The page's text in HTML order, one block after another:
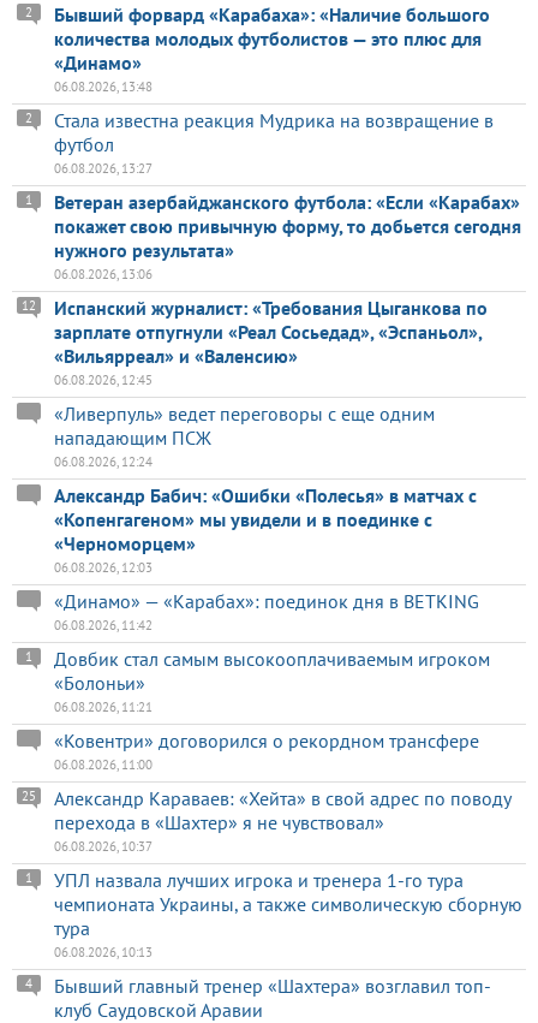
Бывший форвард «Карабаха»: «Наличие большого
количества молодых футболистов — это плюс для
«Динамо»
2
06.08.2026, 13:48
Стала известна реакция Мудрика на возвращение в
футбол
2
06.08.2026, 13:27
Ветеран азербайджанского футбола: «Если «Карабах»
покажет свою привычную форму, то добьется сегодня
нужного результата»
1
06.08.2026, 13:06
Испанский журналист: «Требования Цыганкова по
зарплате отпугнули «Реал Сосьедад», «Эспаньол»,
«Вильярреал» и «Валенсию»
12
06.08.2026, 12:45
«Ливерпуль» ведет переговоры с еще одним
нападающим ПСЖ
06.08.2026, 12:24
Александр Бабич: «Ошибки «Полесья» в матчах с
«Копенгагеном» мы увидели и в поединке с
«Черноморцем»
06.08.2026, 12:03
«Динамо» — «Карабах»: поединок дня в BETKING
06.08.2026, 11:42
Довбик стал самым высокооплачиваемым игроком
«Болоньи»
1
06.08.2026, 11:21
«Ковентри» договорился о рекордном трансфере
06.08.2026, 11:00
Александр Караваев: «Хейта» в свой адрес по поводу
перехода в «Шахтер» я не чувствовал»
25
06.08.2026, 10:37
УПЛ назвала лучших игрока и тренера 1-го тура
чемпионата Украины, а также символическую сборную
тура
1
06.08.2026, 10:13
Бывший главный тренер «Шахтера» возглавил топ-
клуб Саудовской Аравии
4